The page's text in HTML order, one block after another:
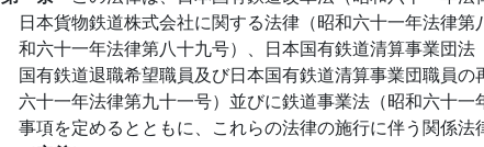
日本貨物鉄道株式会社に関する法律（昭和六十一年法律
和六十一年法律第八十九号）、日本国有鉄道清算事業団
国有鉄道退職希望職員及び日本国有鉄道清算事業団職員
六十一年法律第九十一号）並びに鉄道事業法（昭和六十
事項を定めるとともに、これらの法律の施行に伴う関係法